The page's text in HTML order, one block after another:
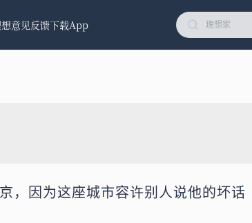
意见反馈下载App
，因为这座城市容许别人说他的坏话